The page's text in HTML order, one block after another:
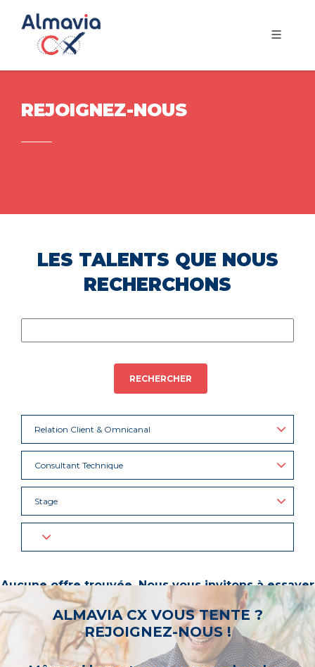
REJOIGNEZ-NOUS
LES TALENTS QUE NOUS
RECHERCHONS
RECHERCHER
Relation Client & Omnicanal
Consultant Technique
Stage
Aucune offre trouvée. Nous vous invitons à essayer
d’autres mots-clés ou à sélectionner un « métier ».
ALMAVIA CX VOUS TENTE ?
REJOIGNEZ-NOUS !